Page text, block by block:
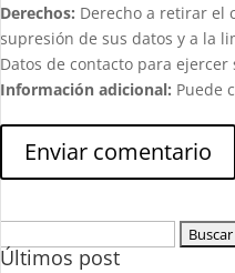
Derechos: Derecho a retirar el
supresión de sus datos y a la
Datos de contacto para ejercer
Información adicional: Puede
Últimos post